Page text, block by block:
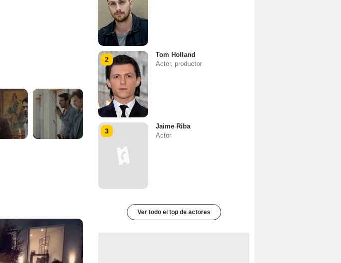
2
Tom Holland
Actor, productor
3
Jaime Riba
Actor
Ver todo el top de actores